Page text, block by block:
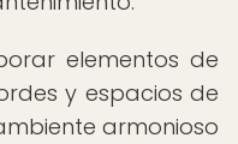
elementos de
y espacios de
armonioso